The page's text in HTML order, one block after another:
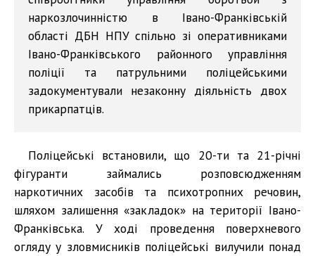
наркозлочинністю в Івано-Франківській
області ДБН НПУ спільно зі оперативниками
Івано-Франківського районного управління
поліції та патрульними поліцейськими
задокументували незаконну діяльність двох
прикарпатців.
Поліцейські встановили, що 20-ти та 21-річні
фігуранти займались розповсюдженням
наркотичних засобів та психотропних речовин,
шляхом залишення «закладок» на території Івано-
Франківська. У ході проведення поверхневого
огляду у зловмисників поліцейські вилучили понад